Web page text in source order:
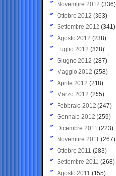
Novembre 2012 (336)
Ottobre 2012 (363)
Settembre 2012 (341)
Agosto 2012 (238)
Luglio 2012 (328)
Giugno 2012 (287)
Maggio 2012 (258)
Aprile 2012 (218)
Marzo 2012 (255)
Febbraio 2012 (247)
Gennaio 2012 (259)
Dicembre 2011 (223)
Novembre 2011 (267)
Ottobre 2011 (283)
Settembre 2011 (268)
Agosto 2011 (155)